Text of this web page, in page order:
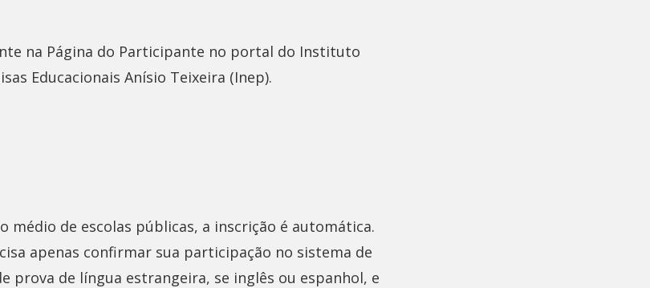
na Página do Participante no portal do Instituto
Educacionais Anísio Teixeira (Inep).
médio de escolas públicas, a inscrição é automática.
apenas confirmar sua participação no sistema de
prova de língua estrangeira, se inglês ou espanhol, e